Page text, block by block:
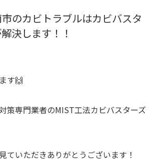
のカビトラブルはカビバスタ
決します！！
す🙌
策専門業者のMIST工法カビバスターズ
ていただきありがとうございます！